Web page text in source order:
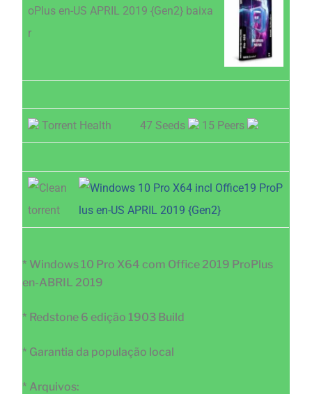
oPlus en-US APRIL 2019 {Gen2} baixa
r
Torrent Health 47 Seeds 15 Peers
* Windows 10 Pro X64 com Office 2019 ProPlus
en-ABRIL 2019
* Redstone 6 edição 1903 Build
* Garantia da população local
* Arquivos: